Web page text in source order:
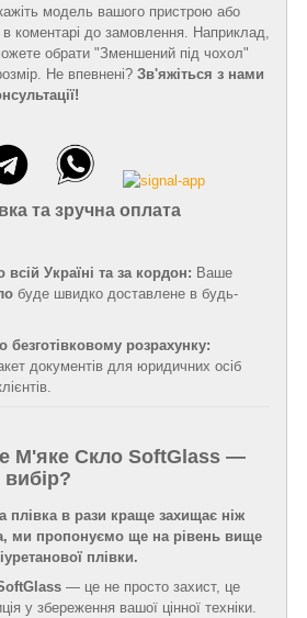
модель вашого пристрою або
в коментарі до замовлення. Наприклад,
обрати "Зменшений під чохол"
Не впевнені? Зв'яжіться з нами
та зручна оплата
всій Україні та за кордон: Ваше
буде швидко доставлене в будь-
розрахунку:
документів для юридичних осіб
М'яке Скло SoftGlass —
плівка в рази краще захищає ніж
ми пропонуємо ще на рівень вище
плівки.
— це не просто захист, це
у збереження вашої цінної техніки.